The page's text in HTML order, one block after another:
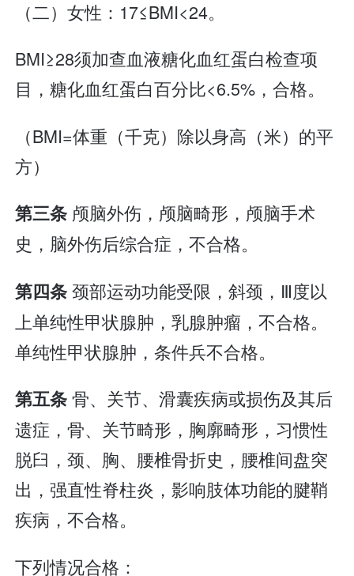
（二）女性：17≤BMI<24。
BMI≥28须加查血液糖化血红蛋白检查项
目，糖化血红蛋白百分比<6.5%，合格。
（BMI=体重（千克）除以身高（米）的平
方）
第三条 颅脑外伤，颅脑畸形，颅脑手术
史，脑外伤后综合症，不合格。
第四条颈部运动功能受限，斜颈，Ⅲ度以
上单纯性甲状腺肿，乳腺肿瘤，不合格。
单纯性甲状腺肿，条件兵不合格。
第五条骨、关节、滑囊疾病或损伤及其后
遗症，骨、关节畸形，胸廓畸形，习惯性
脱臼，颈、胸、腰椎骨折史，腰椎间盘突
出，强直性脊柱炎，影响肢体功能的腱鞘
疾病，不合格。
下列情况合格：